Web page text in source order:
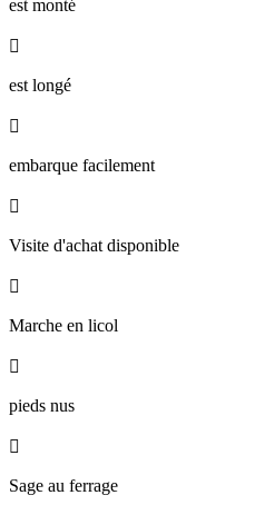
est monté

est longé

embarque facilement

Visite d'achat disponible

Marche en licol

pieds nus

Sage au ferrage